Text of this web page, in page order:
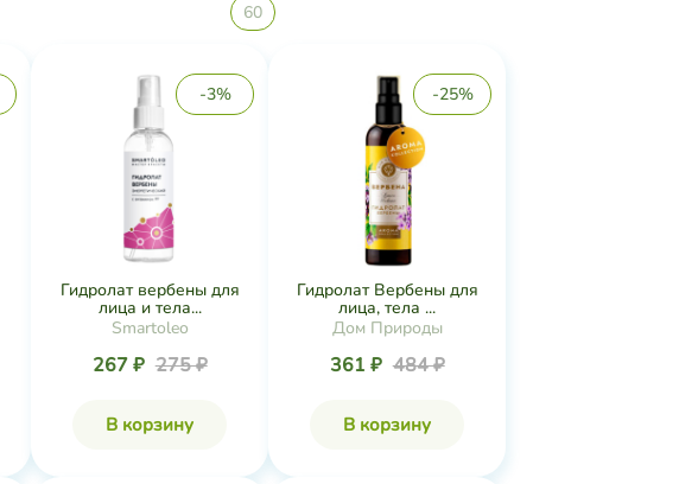
60
-3%
Гидролат вербены для
лица и тела...
Smartoleo
267 ₽ 275 ₽
В корзину
-25%
Гидролат Вербены для
лица, тела ...
Дом Природы
361 ₽ 484 ₽
В корзину